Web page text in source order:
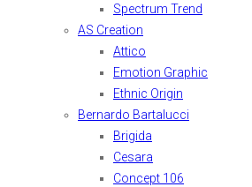
Spectrum Trend
AS Creation
Attico
Emotion Graphic
Ethnic Origin
Bernardo Bartalucci
Brigida
Cesara
Concept 106